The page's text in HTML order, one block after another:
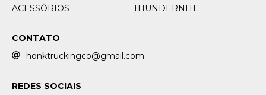
ACESSÓRIOS THUNDERNITE
CONTATO
honktruckingco@gmail.com
REDES SOCIAIS